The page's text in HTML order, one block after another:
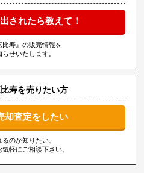
されたら教えて！
比寿』の販売情報を
せいたします。
寿を売りたい方
却査定をしたい
のか知りたい、
軽にご相談下さい。